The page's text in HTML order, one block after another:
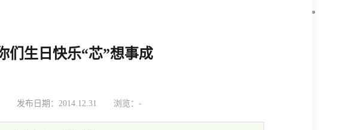
们生日快乐“芯”想事成
发布日期：2014.12.31 浏览： -